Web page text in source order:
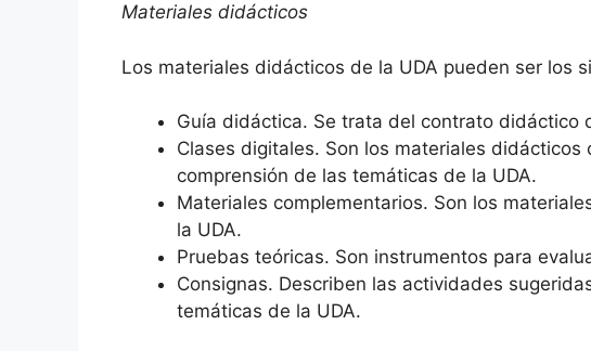
Materiales didácticos
Los materiales didácticos de la UDA pueden ser los
Guía didáctica. Se trata del contrato didáctico
Clases digitales. Son los materiales
comprensión de las temáticas de la UDA.
Materiales complementarios. Son los
la UDA.
Pruebas teóricas. Son instrumentos para
Consignas. Describen las actividades
temáticas de la UDA.